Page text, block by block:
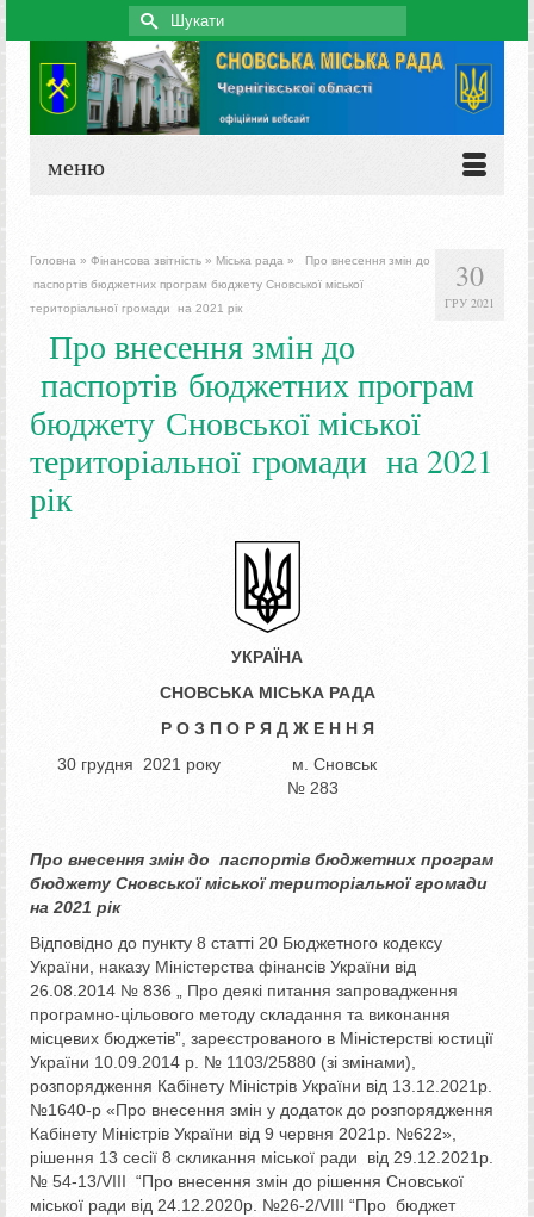
Search
for:
меню
30
ГРУ 2021
Головна » Фінансова звітність » Міська рада »
Про внесення змін до
паспортів бюджетних програм бюджету Сновської міської
територіальної громади на 2021 рік
Про внесення змін до
паспортів бюджетних програм
бюджету Сновської міської
територіальної громади на 2021
рік
УКРАЇНА
СНОВСЬКАМІСЬКА РАДА
Р О З П О Р Я Д Ж Е Н Н Я
30 грудня 2021 року м. Сновськ
№ 283
Про внесення змін до паспортів бюджетних програм
бюджету Сновської міської територіальноїгромади
на 2021 рік
Відповідно до пункту 8 статті 20 Бюджетного кодексу
України, наказу Міністерства фінансів України від
26.08.2014 № 836 „ Про деякі питання запровадження
програмно-цільового методу складання та виконання
місцевих бюджетів”, зареєстрованого в Міністерстві юстиції
України 10.09.2014 р. № 1103/25880 (зі змінами),
розпорядження Кабінету Міністрів України від 13.12.2021р.
№1640-р «Про внесення змін у додаток до розпорядження
Кабінету Міністрів України від 9 червня 2021р. №622»,
рішення 13 сесії 8 скликання міської ради від 29.12.2021р.
№ 54-13/VІІІ “Про внесення змін до рішення Сновської
міської ради від 24.12.2020р. №26-2/VIII “Про бюджет